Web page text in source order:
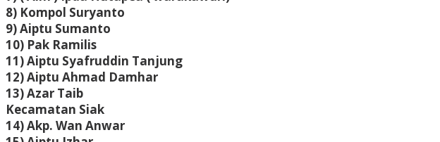
8) Kompol Suryanto
9) Aiptu Sumanto
10) Pak Ramilis
11) Aiptu Syafruddin Tanjung
12) Aiptu Ahmad Damhar
13) Azar Taib
Kecamatan Siak
14) Akp. Wan Anwar